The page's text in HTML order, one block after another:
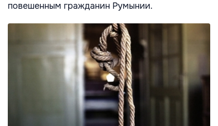
повешенным гражданин Румынии.